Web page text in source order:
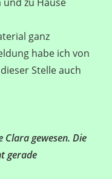
ganz
habe ich von
Stelle auch
gewesen. Die
gerade